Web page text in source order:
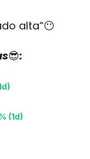
alta“😶
😎:
(1d)